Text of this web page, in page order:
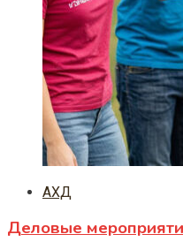
АХД
Деловые